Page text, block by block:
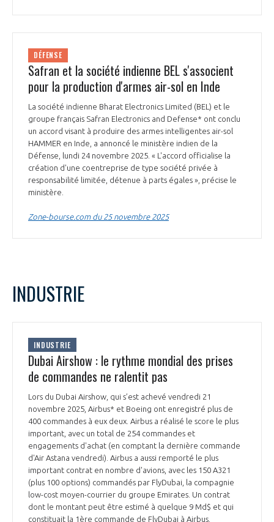
DÉFENSE
Safran et la société indienne BEL s'associent
pour la production d'armes air-sol en Inde
La société indienne Bharat Electronics Limited (BEL) et le
groupe français Safran Electronics and Defense* ont conclu
un accord visant à produire des armes intelligentes air-sol
HAMMER en Inde, a annoncé le ministère indien de la
Défense, lundi 24 novembre 2025. « L'accord officialise la
création d'une coentreprise de type société privée à
responsabilité limitée, détenue à parts égales », précise le
ministère.
Zone-bourse.com du 25 novembre 2025
INDUSTRIE
INDUSTRIE
Dubai Airshow : le rythme mondial des prises
de commandes ne ralentit pas
Lors du Dubai Airshow, qui s’est achevé vendredi 21
novembre 2025, Airbus* et Boeing ont enregistré plus de
400 commandes à eux deux. Airbus a réalisé le score le plus
important, avec un total de 254 commandes et
engagements d'achat (en comptant la dernière commande
d'Air Astana vendredi). Airbus a aussi remporté le plus
important contrat en nombre d'avions, avec les 150 A321
(plus 100 options) commandés par FlyDubai, la compagnie
low-cost moyen-courrier du groupe Emirates. Un contrat
dont le montant peut être estimé à quelque 9 Md$ et qui
constituait la 1ère commande de FlyDubai à Airbus.